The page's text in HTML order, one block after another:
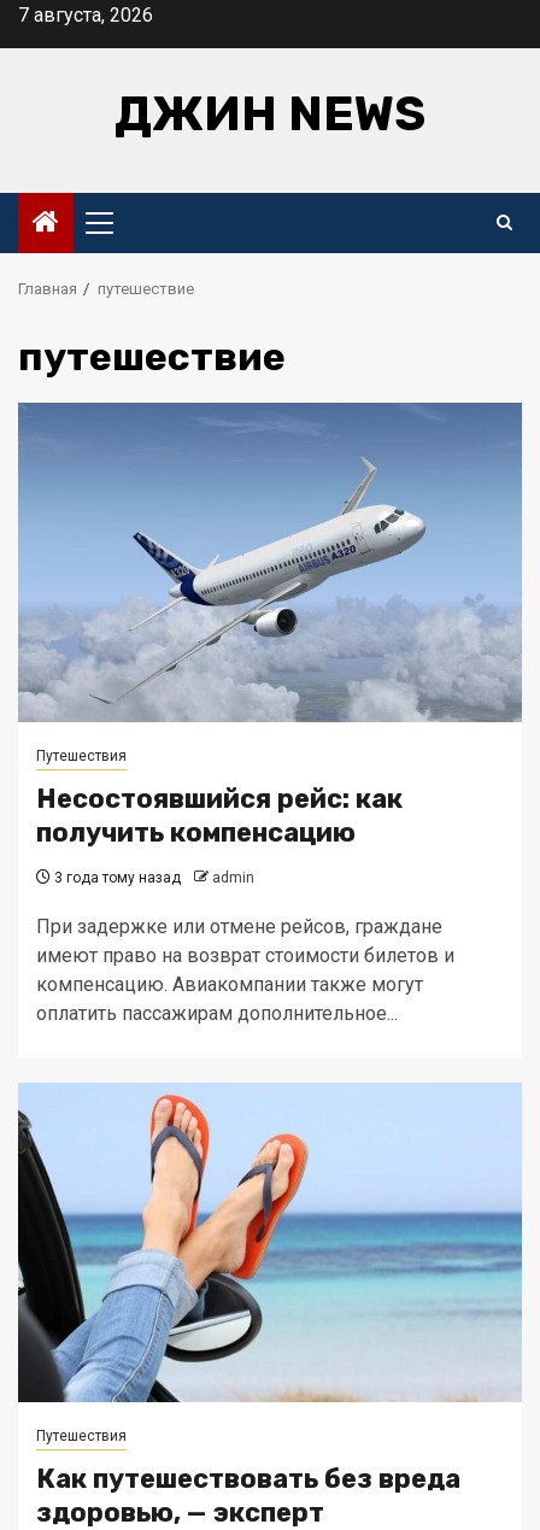
Перейти
7 августа, 2026
ДЖИН NEWS
Основное
меню
Главная путешествие
путешествие
Путешествия
Несостоявшийся рейс: как
получить компенсацию
3 года тому назад admin
При задержке или отмене рейсов, граждане
имеют право на возврат стоимости билетов и
компенсацию. Авиакомпании также могут
оплатить пассажирам дополнительное...
Путешествия
Как путешествовать без вреда
здоровью, — эксперт